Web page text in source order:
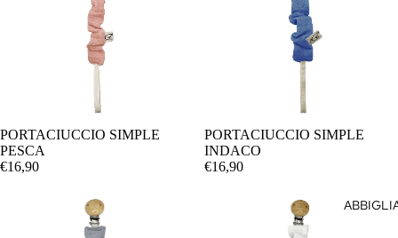
AGGIUNGI
PORTACIUCCIO SIMPLE
PESCA
€16,90
PORTACIUCCIO SIMPLE
INDACO
€16,90